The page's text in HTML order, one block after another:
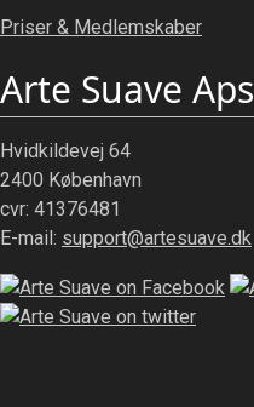
Priser & Medlemskaber
Arte Suave Aps
Hvidkildevej 64
2400 København
cvr: 41376481
E-mail: support@artesuave.dk